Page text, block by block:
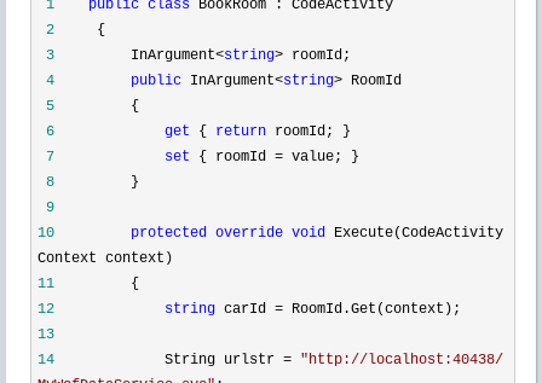
1 public class BookRoom : CodeActivity
2
{
3
InArgument<string> roomId;
4
public InArgument<string> RoomId
5
{
6
get { return roomId; }
7
set { roomId = value; }
8
}
9
10
protected override void Execute(CodeActivity
Context context)
11
{
12
string carId = RoomId.Get(context);
13
14
String urlstr = "http://localhost:40438/